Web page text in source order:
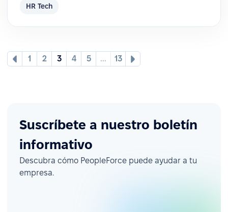
HR Tech
1 2 3 4 5 ... 13
Suscríbete a nuestro boletín
informativo
Descubra cómo PeopleForce puede ayudar a tu
empresa.